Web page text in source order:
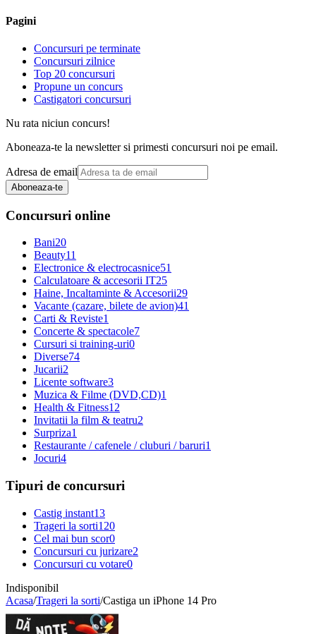
Pagini
Concursuri pe terminate
Concursuri zilnice
Top 20 concursuri
Propune un concurs
Castigatori concursuri
Nu rata niciun concurs!
Aboneaza-te la newsletter si primesti concursuri noi pe email.
Adresa de email
Aboneaza-te
Concursuri online
Bani20
Beauty11
Electronice & electrocasnice51
Calculatoare & accesorii IT25
Haine, Incaltaminte & Accesorii29
Vacante (cazare, bilete de avion)41
Carti & Reviste1
Concerte & spectacole7
Cursuri si training-uri0
Diverse74
Jucarii2
Licente software3
Muzica & Filme (DVD,CD)1
Health & Fitness12
Invitatii la film & teatru2
Surpriza1
Restaurante / cafenele / cluburi / baruri1
Jocuri4
Tipuri de concursuri
Castig instant13
Trageri la sorti120
Cel mai bun scor0
Concursuri cu jurizare2
Concursuri cu votare0
Indisponibil
Acasa/Trageri la sorti/Castiga un iPhone 14 Pro